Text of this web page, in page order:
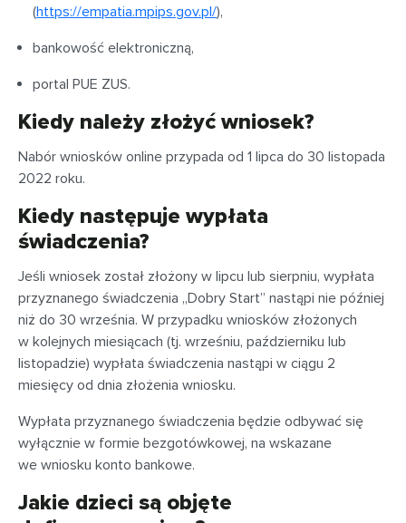
(https://empatia.mpips.gov.pl/),
bankowość elektroniczną,
portal PUE ZUS.
Kiedy należy złożyć wniosek?
Nabór wniosków online przypada od 1 lipca do 30 listopada
2022 roku.
Kiedy następuje wypłata
świadczenia?
Jeśli wniosek został złożony w lipcu lub sierpniu, wypłata
przyznanego świadczenia „Dobry Start” nastąpi nie później
niż do 30 września. W przypadku wniosków złożonych
w kolejnych miesiącach (tj. wrześniu, październiku lub
listopadzie) wypłata świadczenia nastąpi w ciągu 2
miesięcy od dnia złożenia wniosku.
Wypłata przyznanego świadczenia będzie odbywać się
wyłącznie w formie bezgotówkowej, na wskazane
we wniosku konto bankowe.
Jakie dzieci są objęte